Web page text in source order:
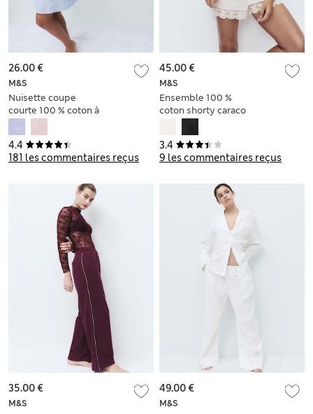
4.4
181 les commentaires reçus
M&S
Nuisette coupe
courte 100 % coton à
26.00 €
3.4
9 les commentaires reçus
M&S
Ensemble 100 %
coton shorty caraco
45.00 €
M&S
35.00 €
M&S
49.00 €